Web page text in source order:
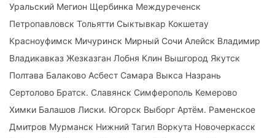
Уральский Мегион Щербинка Междуреченск
Петропавловск Тольятти Сыктывкар Кокшетау
Красноуфимск Мичуринск Мирный Сочи Алейск Владимир
Владикавказ Жезказган Лобня Клин Вышгород Якутск
Полтава Балаково Асбест Самара Выкса Назрань
Сертолово Братск. Славянск Симферополь Кемерово
Химки Балашов Лиски. Югорск Выборг Артём. Раменское
Дмитров Мурманск Нижний Тагил Воркута Новочеркасск